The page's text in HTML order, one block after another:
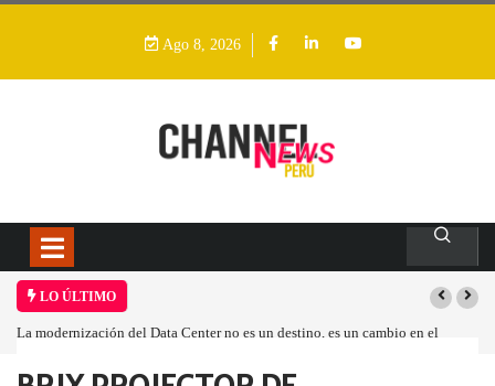
Ago 8, 2026
LO ÚLTIMO
La modernización del Data Center no es un destino, es un cambio en el